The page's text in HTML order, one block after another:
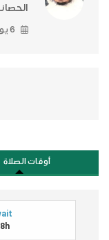
6 يوليو, 2026
أوقات الصلاة